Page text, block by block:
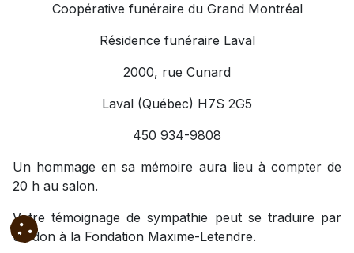
Coopérative funéraire du Grand Montréal
Résidence funéraire Laval
2000, rue Cunard
Laval (Québec) H7S 2G5
450 934-9808
Un hommage en sa mémoire aura lieu à compter de
20 h au salon.
Votre témoignage de sympathie peut se traduire par
un don à la Fondation Maxime-Letendre.